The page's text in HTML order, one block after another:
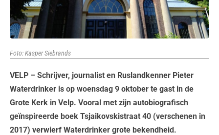
Foto: Kasper Siebrands
VELP – Schrijver, journalist en Ruslandkenner Pieter
Waterdrinker is op woensdag 9 oktober te gast in de
Grote Kerk in Velp. Vooral met zijn autobiografisch
geïnspireerde boek Tsjaikovskistraat 40 (verschenen in
2017) verwierf Waterdrinker grote bekendheid.